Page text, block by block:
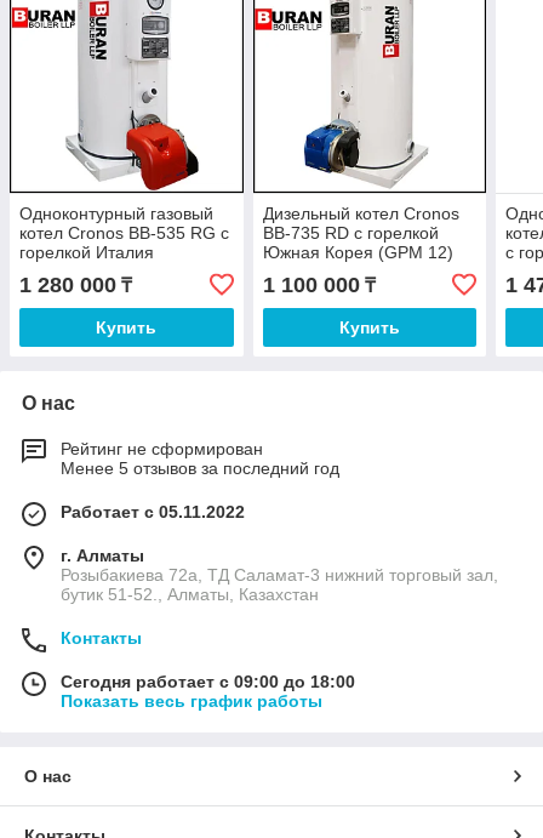
Одноконтурный газовый
котел Cronos BB-535 RG с
горелкой Италия
1 280 000 ₸
Купить
Дизельный котел Cronos
BB-735 RD с горелкой
Южная Корея (GPM 12)
1 100 000₸
Купить
с
1
О нас
Рейтинг не сформирован
Менее 5 отзывов за последний год
Работает с 05.11.2022
г. Алматы
Розыбакиева 72а, ТД Саламат-3 нижний торговый зал,
бутик 51-52., Алматы, Казахстан
Контакты
Сегодня работает с 09:00 до 18:00
Показать весь график работы
О нас